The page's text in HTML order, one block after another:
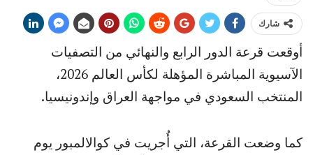
شارك
أوقعت قرعة الدور الرابع والنهائي من التصفيات
الآسيوية المباشرة المؤهلة لكأس العالم 2026،
المنتخب السعودي في مواجهة العراق وإندونيسيا.
كما وضعت القرعة، التي أُجريت في كوالالمبور يوم